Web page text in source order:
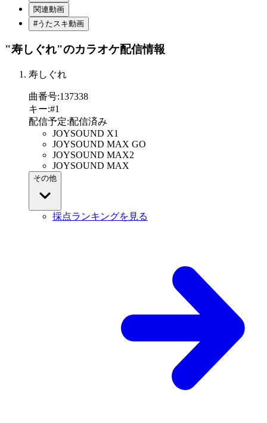
関連動画
#うたスキ動画
"寿しぐれ"のカラオケ配信情報
寿しぐれ
曲番号:137338
キー:#1
配信予定:配信済み
JOYSOUND X1
JOYSOUND MAX GO
JOYSOUND MAX2
JOYSOUND MAX
その他
採点ランキングを見る